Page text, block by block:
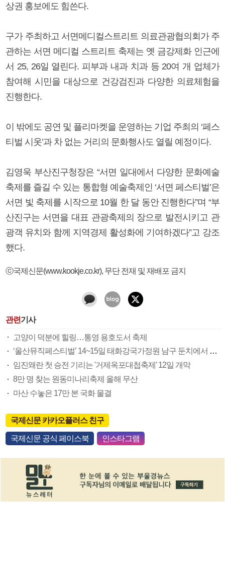
상권 홍보에도 힘쓴다.
구가 주최하고 서면메디컬스트리트 의료관광협의회가 주
관하는 서면 메디컬 스트리트 축제는 옛 금강제화 인근에
서 25, 26일 열린다. 피부과 내과 치과 등 20여 개 업체가
참여해 시민을 대상으로 건강검진과 다양한 의료체험을
진행한다.
이 밖에도 공연 및 플리마켓을 운영하는 기업 주최의 ‘페스
티벌 시옷’과 차 없는 거리의 문화행사도 열릴 예정이다.
김영욱 부산진구청장은 “서면 일대에서 다양한 문화예술
축제를 즐길 수 있는 통합형 예술축제인 ‘서면 페스티벌’은
서면 빛 축제를 시작으로 10월 한 달 동안 진행한다”며 “부
산진구는 서면을 대표 관광축제의 장으로 발전시키고 관
광객 유치와 함께 지역경제 활성화에 기여하겠다”고 강조
했다.
ⓒ국제신문(www.kookje.co.kr), 무단 전재 및 재배포 금지
관련기사
고양이 덕분에 힐링…통영 용호도서 축제
‘울산뮤직페스티벌’ 14~15일 태화강국가정원 남구 둔치에서 개최
임진왜란 첫 승전 기리는 '거제옥포대첩축제' 12일 개막
8만 명 찾는 원동미나리축제 올해 무산
마산 수놓은 17만 본 국화 물결
국제신문 카카오플러스 친구
국제신문 공식 페이스북 인스타그램